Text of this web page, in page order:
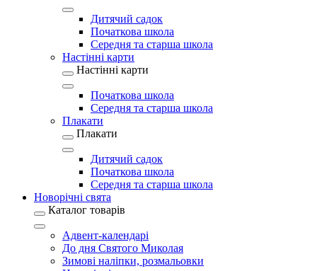
Дитячий садок
Початкова школа
Середня та старша школа
Настінні карти
Настінні карти
Початкова школа
Середня та старша школа
Плакати
Плакати
Дитячий садок
Початкова школа
Середня та старша школа
Новорічні свята
Каталог товарів
Адвент-календарі
До дня Святого Миколая
Зимові наліпки, розмальовки